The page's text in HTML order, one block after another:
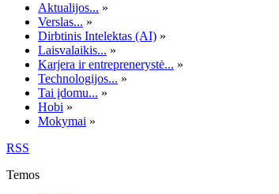
Aktualijos... »
Verslas... »
Dirbtinis Intelektas (AI) »
Laisvalaikis... »
Karjera ir entreprenerystė... »
Technologijos... »
Tai įdomu... »
Hobi »
Mokymai »
RSS
Temos